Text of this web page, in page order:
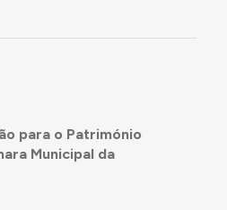
para o Património
Municipal da